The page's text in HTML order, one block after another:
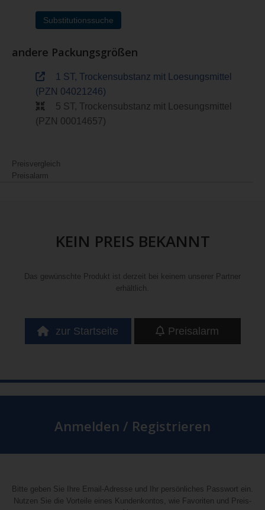
Substitutionssuche
andere Packungsgrößen
1 ST, Trockensubstanz mit Loesungsmittel
(PZN 04021246)
5 ST, Trockensubstanz mit Loesungsmittel
(PZN 00014657)
Preisvergleich
Preisalarm
KEIN PREIS BEKANNT
Das gewünschte Produkt ist derzeit bei keinem unserer Partner
erhältlich.
zur Startseite Preisalarm
Anmelden / Registrieren
Bitte geben Sie Ihre Email-Adresse und Ihr persönliches Passwort ein.
Nutzen Sie die Vorteile eines Kundenkontos, wie Favoriten und Preis-